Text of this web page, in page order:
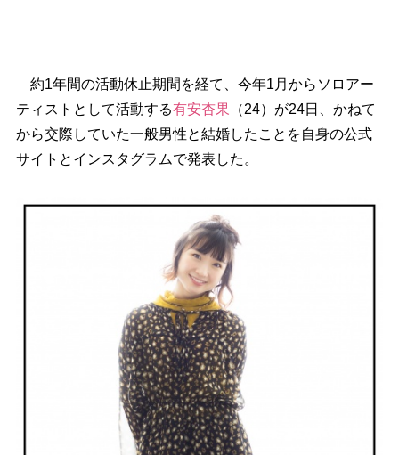
約1年間の活動休止期間を経て、今年1月からソロアー
ティストとして活動する有安杏果（24）が24日、かねて
から交際していた一般男性と結婚したことを自身の公式
サイトとインスタグラムで発表した。